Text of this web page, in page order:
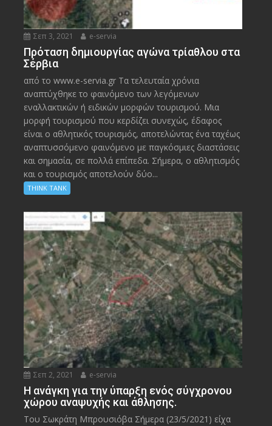
Σεπ 3, 2021 e-servia
Πρόταση δημιουργίας αγώνα τρίαθλου στα
Σέρβια
από το www.e-servia.gr Τα τελευταία χρόνια
αναπτύχθηκε το φαινόμενο των λεγόμενων
εναλλακτικών ή ειδικών μορφών τουρισμού. Μια
μορφή τουρισμού που κερδίζει συνεχώς, έδαφος
είναι ο αθλητικός τουρισμός, αποτελώντας ένα ταχέως
αναπτυσσόμενο φαινόμενο με παγκόσμιες διαστάσεις
και σημασία, σε πολλά επίπεδα. Σήμερα, ο αθλητισμός
και ο τουρισμός αποτελούν δύο...
THINK TANK
Σεπ 2, 2021 e-servia
Η ανάγκη για την ύπαρξη ενός σύγχρονου
χώρου αναψυχής και άθλησης.
Του Σωκράτη Μπρουσιόβα Σήμερα (23/5/2021) είχα